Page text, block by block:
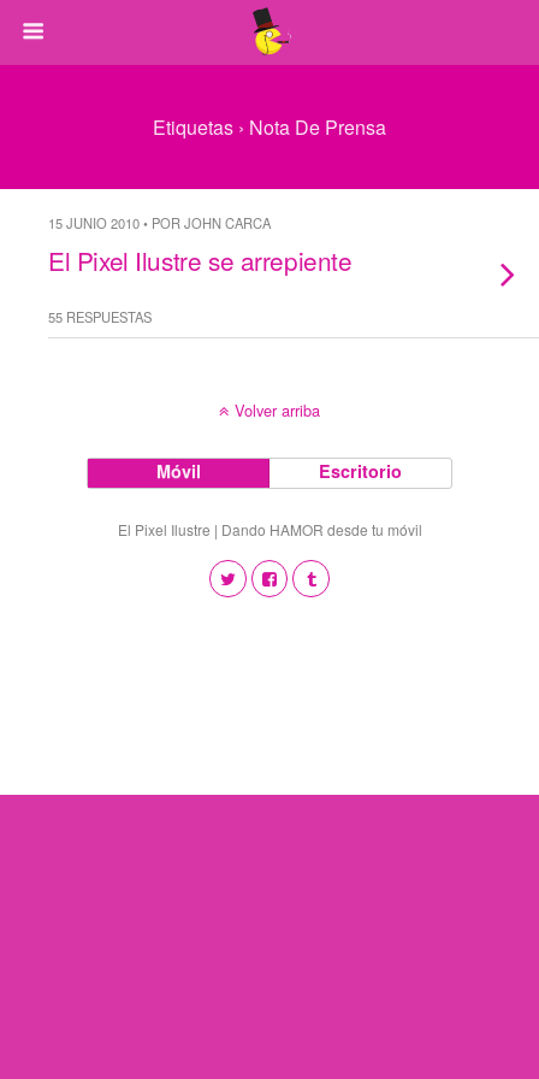
Etiquetas › Nota De Prensa
15 JUNIO 2010 • POR JOHN CARCA
El Pixel Ilustre se arrepiente
55 RESPUESTAS
Volver arriba
Móvil Escritorio
El Pixel Ilustre | Dando HAMOR desde tu móvil